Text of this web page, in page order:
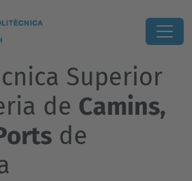
Superior
de Camins,
de